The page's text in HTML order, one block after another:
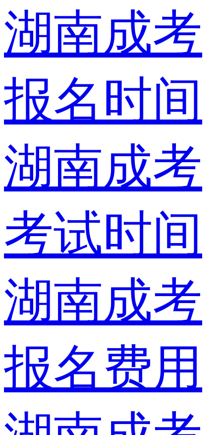
湖南成考
报名时间
湖南成考
考试时间
湖南成考
报名费用